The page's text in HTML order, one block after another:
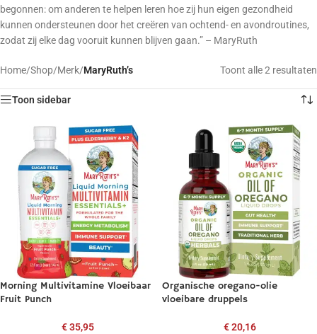
begonnen: om anderen te helpen leren hoe zij hun eigen gezondheid
kunnen ondersteunen door het creëren van ochtend- en avondroutines,
zodat zij elke dag vooruit kunnen blijven gaan.” – MaryRuth
Home/Shop/Merk/MaryRuth’s Toont alle 2 resultaten
Toon sidebar
Morning Multivitamine Vloeibaar
Fruit Punch
€35,95
Organische oregano-olie
vloeibare druppels
€20,16